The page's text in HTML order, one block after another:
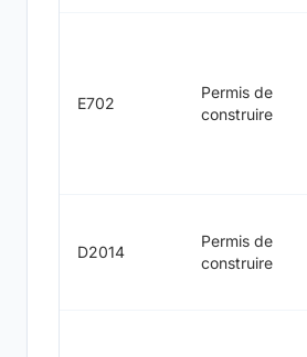
E702
Permis de
construire
D2014
Permis de
construire